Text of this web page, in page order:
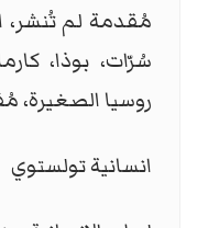
مُقدمة لم تُنشر،
روسيا الصغيرة،
انسانية تولستوي